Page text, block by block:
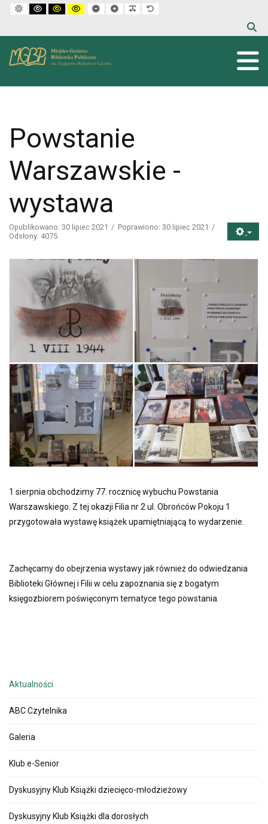
Default mode
High contrast black white mode
High contrast black yellow mode
High contrast yellow black mode
Set smaller font
Set larger font
Make font more readable
Powstanie
Warszawskie -
wystawa
Opublikowano: 30 lipiec 2021
Poprawiono: 30 lipiec 2021
Odsłony: 4075
1 sierpnia obchodzimy 77. rocznicę wybuchu Powstania
Warszawskiego. Z tej okazji Filia nr 2 ul. Obrońców Pokoju 1
przygotowała wystawę książek upamiętniającą to wydarzenie.
Zachęcamy do obejrzenia wystawy jak również do odwiedzania
Biblioteki Głównej i Filii w celu zapoznania się z bogatym
księgozbiorem poświęconym tematyce tego powstania.
Aktualności
ABC Czytelnika
Galeria
Klub e-Senior
Dyskusyjny Klub Książki dziecięco-młodzieżowy
Dyskusyjny Klub Książki dla dorosłych